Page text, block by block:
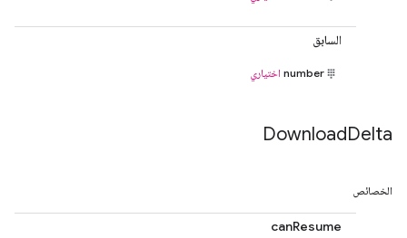
السابق
number اختياري
DownloadDelta
الخصائص
canResume